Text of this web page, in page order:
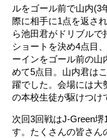
ルをゴール前で山内(3
際に相手に1点を返さ
ら池田君がドリブルで
ショートを決め4点目
ーインをゴール前の山
めて5点目。山内君は
躍でした。会場には大
の本校生徒が駆けつけ
次回3回戦はJ-Green
す。たくさんの皆さん